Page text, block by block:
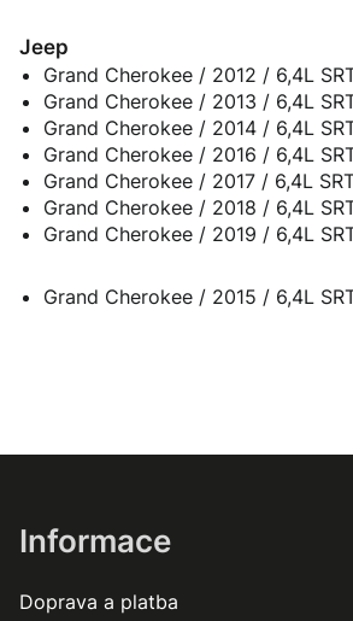
Jeep
Grand Cherokee / 2012 / 6,4L
Grand Cherokee / 2013 / 6,4L
Grand Cherokee / 2014 / 6,4L
Grand Cherokee / 2016 / 6,4L
Grand Cherokee / 2017 / 6,4L
Grand Cherokee / 2018 / 6,4L
Grand Cherokee / 2019 / 6,4L
Grand Cherokee / 2015 / 6,4L
Informace
Doprava a platba